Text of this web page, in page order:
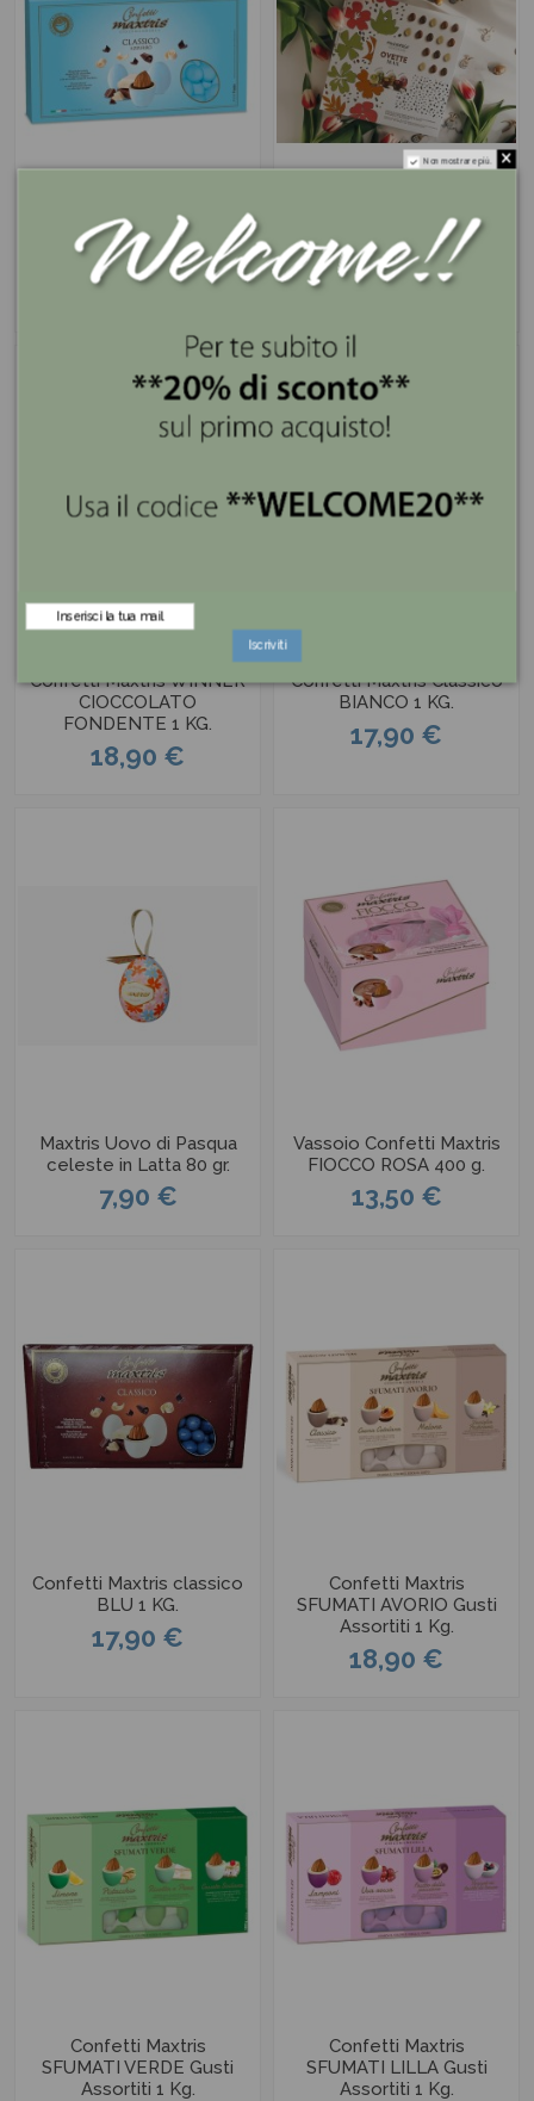
Confetti Maxtris Classico
AZZURRO 1 KG.
17,90 €
Maxtris Box Ovette Max
di Pasqua 500 gr.
19,90 €
Confetti Maxtris WINNER
CIOCCOLATO
FONDENTE 1 KG.
18,90 €
Confetti Maxtris Classico
BIANCO 1 KG.
17,90 €
Maxtris Uovo di Pasqua
celeste in Latta 80 gr.
7,90 €
Vassoio Confetti Maxtris
FIOCCO ROSA 400 g.
13,50 €
Confetti Maxtris classico
BLU 1 KG.
17,90 €
Confetti Maxtris
SFUMATI AVORIO Gusti
Assortiti 1 Kg.
18,90 €
Confetti Maxtris
SFUMATI VERDE Gusti
Assortiti 1 Kg.
Confetti Maxtris
SFUMATI LILLA Gusti
Assortiti 1 Kg.
Non mostrare più.
Iscriviti